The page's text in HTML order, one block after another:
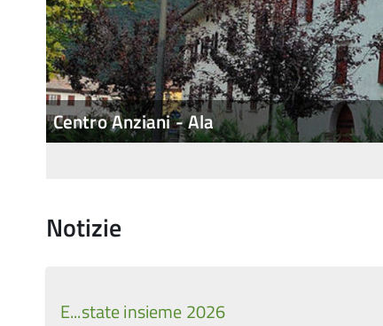
Sede Legale - Avio
Notizie
E...state insieme 2026